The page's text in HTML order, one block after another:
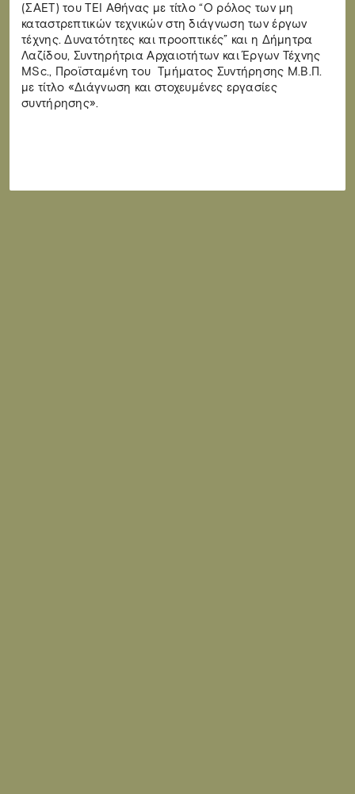
(ΣΑΕΤ) του ΤΕΙ Αθήνας με τίτλο “Ο ρόλος των μη
καταστρεπτικών τεχνικών στη διάγνωση των έργων
τέχνης. Δυνατότητες και προοπτικές” και η Δήμητρα
Λαζίδου, Συντηρήτρια Αρχαιοτήτων και Έργων Τέχνης
MSc., Προϊσταμένη του Τμήματος Συντήρησης Μ.Β.Π.
με τίτλο «Διάγνωση και στοχευμένες εργασίες
συντήρησης».